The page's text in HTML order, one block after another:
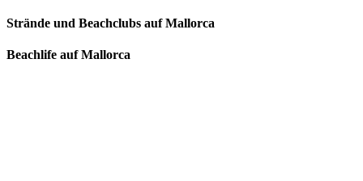
Strände und Beachclubs auf Mallorca
Beachlife auf Mallorca